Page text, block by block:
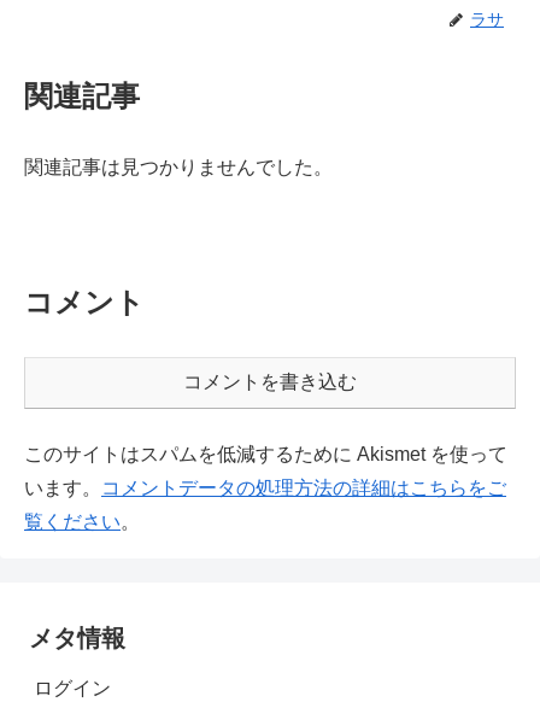
ラサ
関連記事
関連記事は見つかりませんでした。
コメント
コメントを書き込む
このサイトはスパムを低減するために Akismet を使って
います。
コメントデータの処理方法の詳細はこちらをご
覧ください。
メタ情報
ログイン